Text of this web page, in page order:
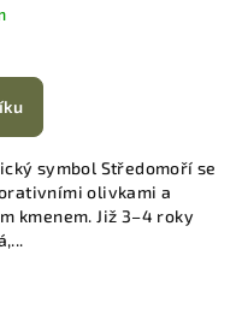
symbol Středomoří se
olivkami a
kmenem. Již 3–4 roky